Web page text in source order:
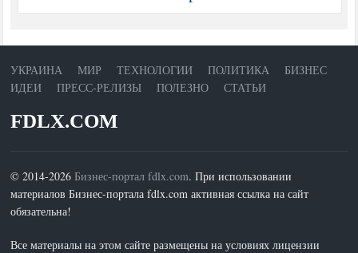
УКРАИНА МИР ТЕХНОЛОГИИ ПОЛИТИКА
БИЗНЕС
ИДЕИ
ПРЕСС-РЕЛИЗЫ ПОЛЕЗНО СТАТЬИ
FDLX.COM
© 2014-2026 Бизнес-портал fdlx.com. При использовании
материалов Бизнес-портала fdlx.com активная ссылка на сайт
обязательна!
Все материалы на этом сайте размещены на условиях лицензии